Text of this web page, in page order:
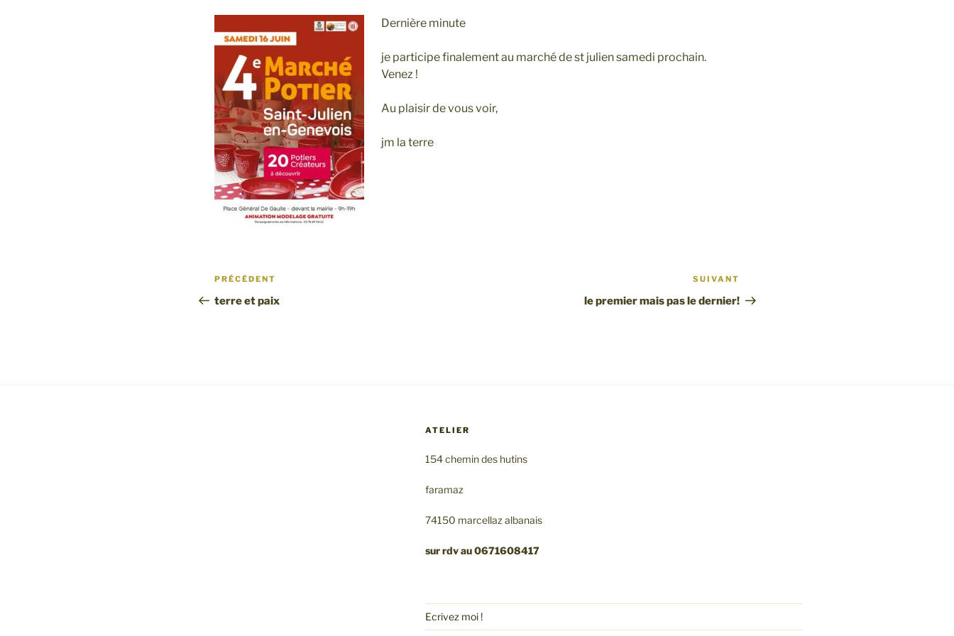
Dernière minute
je participe finalement au marché de st julien samedi prochain.
Venez !
Au plaisir de vous voir,
jm la terre
Navigation
de
Article
précédent
PRÉCÉDENT
terre et paix
suivant
SUIVANT
le premier mais pas le dernier!
ATELIER
154 chemin des hutins
faramaz
74150 marcellaz albanais
sur rdv au 0671608417
Ecrivez moi !